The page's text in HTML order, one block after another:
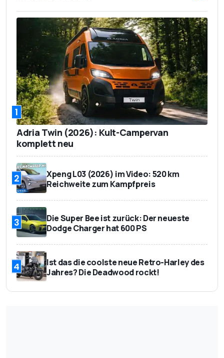
1
Adria Twin (2026): Kult-Campervan
komplett neu
2
Xpeng L03 (2026) im Video: 520 km
Reichweite zum Kampfpreis
3
Die Super Bee ist zurück: Der neueste
Dodge Charger hat 600 PS
4
Ist das die coolste neue Retro-Harley des
Jahres? Die Deadwood rockt!